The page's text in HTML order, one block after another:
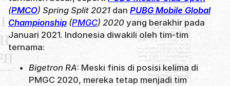
(PMCO) Spring Split 2021 dan PUBG Mobile Global
Championship (PMGC) 2020 yang berakhir pada
Januari 2021. Indonesia diwakili oleh tim-tim
ternama:
Bigetron RA: Meski finis di posisi kelima di
PMGC 2020, mereka tetap menjadi tim